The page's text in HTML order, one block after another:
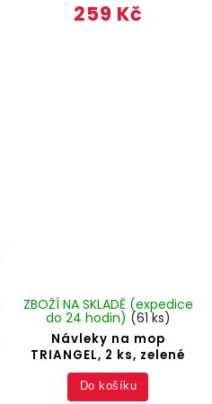
259 Kč
Návleky na mop
TRIANGEL, 2 ks, zelené
ZBOŽÍ NA SKLADĚ (expedice
do 24 hodin) (61 ks)
Do košíku